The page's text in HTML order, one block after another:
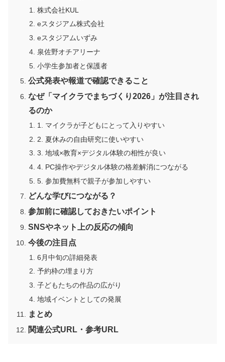
株式会社KUL
eスタジアム株式会社
eスタジアムいずみ
泉佐野オチアリーナ
小学生参加者と保護者
公式発表や報道で確認できること
なぜ「マイクラでまちづくり2026」が注目され
るのか
1. マイクラが子どもにとって入りやすい
2. 夏休みの自由研究に使いやすい
3. 地域×教育×デジタル体験の相性が良い
4. PC操作やデジタル体験の格差解消につながる
5. 参加費無料で親子が参加しやすい
どんな学びにつながる？
参加前に確認しておきたいポイント
SNSやネット上の反応の傾向
今後の注目点
6月中旬の詳細発表
予約枠の埋まり方
子どもたちの作品の広がり
地域イベントとしての発展
まとめ
関連公式URL・参考URL